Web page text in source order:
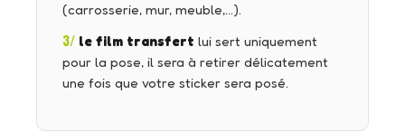
(carrosserie, mur, meuble,…).
3/ le film transfert lui sert uniquement
pour la pose, il sera à retirer délicatement
une fois que votre sticker sera posé.